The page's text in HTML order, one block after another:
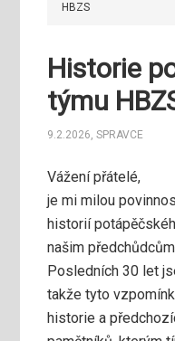
HBZS
Historie
týmu
9.2.2026,SPRAVCE
Vážení přátelé,
je mi milou
historií
našim
Posledních 30 let
takže tyto
historie a